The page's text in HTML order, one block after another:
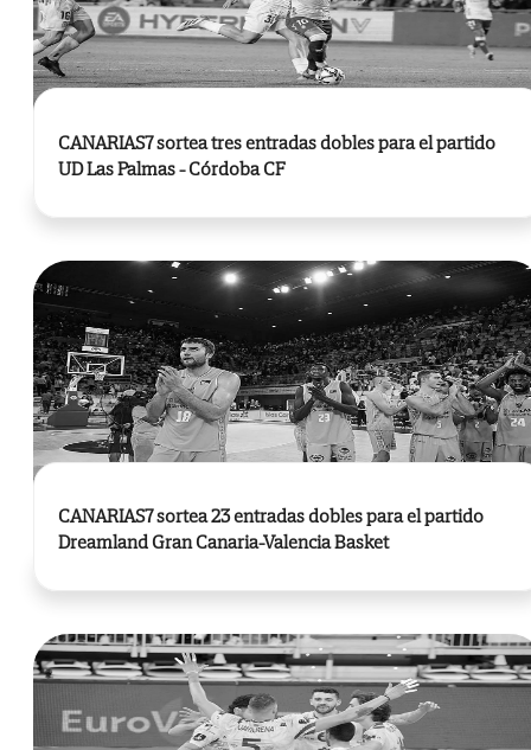
CANARIAS7 sortea tres entradas dobles para el partido
UD Las Palmas - Córdoba CF
CANARIAS7 sortea 23 entradas dobles para el partido
Dreamland Gran Canaria-Valencia Basket